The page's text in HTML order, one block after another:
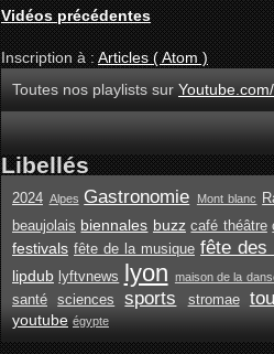
Vidéos précédentes
Inscription à :Articles ( Atom )
Toutes nos playlists sur
Libellés
2024 Alpes Gastronomie Mont blanc
beaujolais biennales buzz café théâtre
festivals fête de la musique fête des
lipdub lyftvnews lyon maison de la
santé sciences sports stromae
youtube égypte